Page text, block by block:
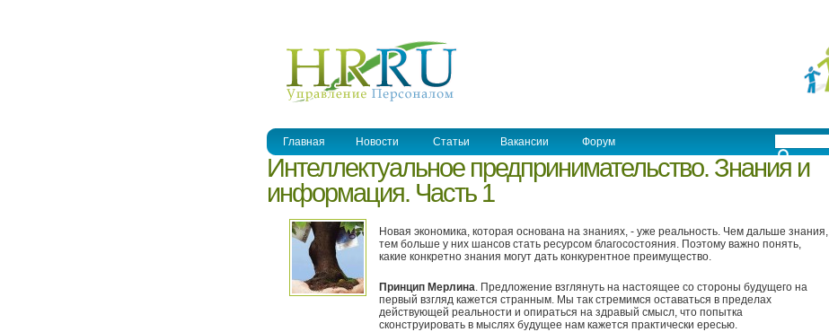
Главная Новости Статьи Вакансии Форум
Интеллектуальное предпринимательство. Знания и
информация. Часть 1
Новая экономика, которая основана на знаниях, - уже реальность. Чем дальше знания,
тем больше у них шансов стать ресурсом благосостояния. Поэтому важно понять,
какие конкретно знания могут дать конкурентное преимущество.
Принцип Мерлина. Предложение взглянуть на настоящее со стороны будущего на
первый взгляд кажется странным. Мы так стремимся оставаться в пределах
действующей реальности и опираться на здравый смысл, что попытка
сконструировать в мыслях будущее нам кажется практически ересью.